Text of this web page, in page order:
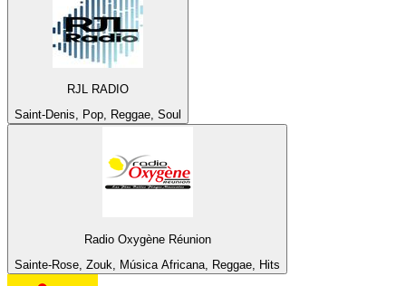
RJL RADIO
Saint-Denis, Pop, Reggae, Soul
Radio Oxygène Réunion
Sainte-Rose, Zouk, Música Africana, Reggae, Hits